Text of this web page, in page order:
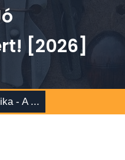
[2026]
- A ...